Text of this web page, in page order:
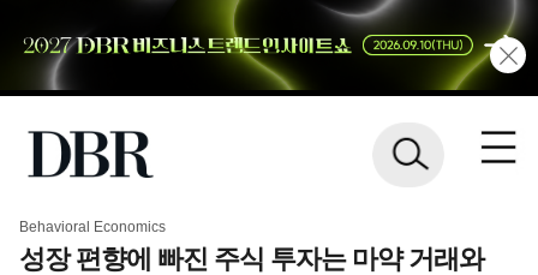
Behavioral Economics
성장 편향에 빠진 주식 투자는 마약 거래와